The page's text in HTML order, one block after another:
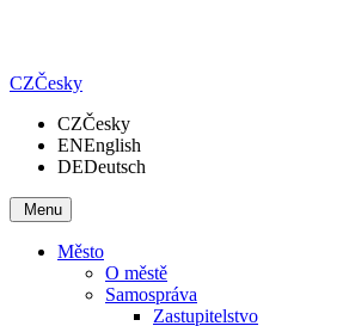
CZČesky
CZČesky
ENEnglish
DEDeutsch
Menu
Město
O městě
Samospráva
Zastupitelstvo